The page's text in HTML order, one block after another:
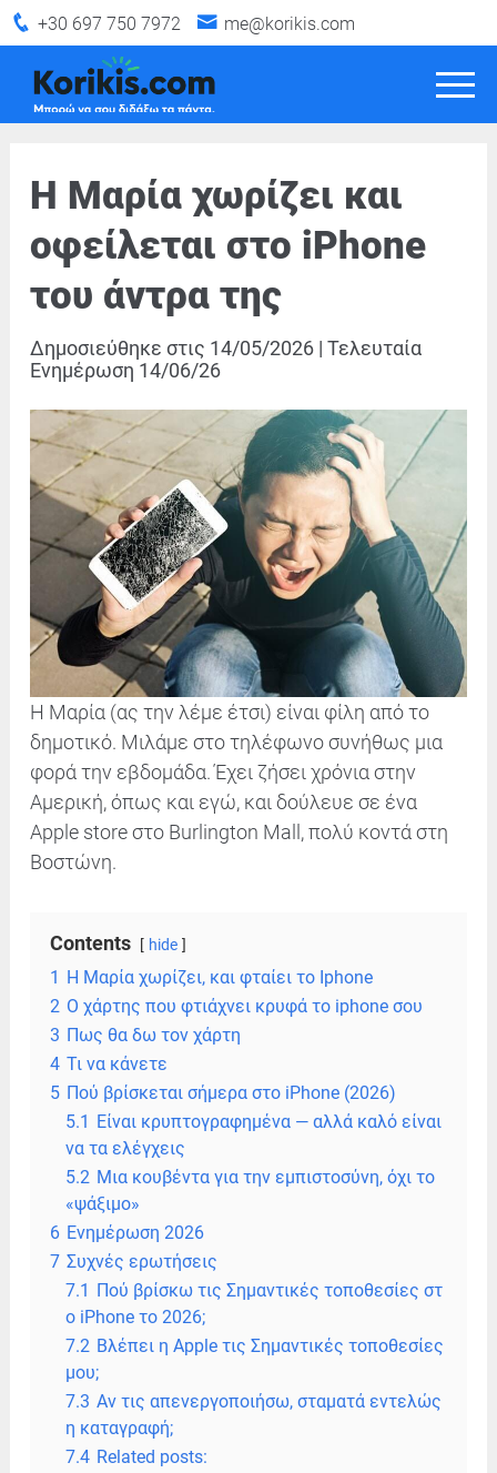
+30 697 750 7972 me@korikis.com
Η Μαρία χωρίζει και
οφείλεται στο iPhone
του άντρα της
Δημοσιεύθηκε στις 14/05/2026 | Τελευταία
Ενημέρωση 14/06/26
Η Μαρία (ας την λέμε έτσι) είναι φίλη από το
δημοτικό. Μιλάμε στο τηλέφωνο συνήθως μια
φορά την εβδομάδα. Έχει ζήσει χρόνια στην
Αμερική, όπως και εγώ, και δούλευε σε ένα
Apple store στο Burlington Mall, πολύ κοντά στη
Βοστώνη.
Contents hide
1
Η Μαρία χωρίζει, και φταίει το Iphone
2 Ο χάρτης που φτιάχνει κρυφά το iphone σου
3 Πως θα δω τον χάρτη
4 Τι να κάνετε
5 Πού βρίσκεται σήμερα στο iPhone (2026)
5.1
Είναι κρυπτογραφημένα — αλλά καλό είναι
να τα ελέγχεις
5.2 Μια κουβέντα για την εμπιστοσύνη, όχι το
«ψάξιμο»
6 Ενημέρωση 2026
7 Συχνές ερωτήσεις
7.1
Πού βρίσκω τις Σημαντικές τοποθεσίες στ
ο iPhone το 2026;
7.2 Βλέπει η Apple τις Σημαντικές τοποθεσίες
μου;
7.3 Αν τις απενεργοποιήσω, σταματά εντελώς
η καταγραφή;
7.4 Related posts: